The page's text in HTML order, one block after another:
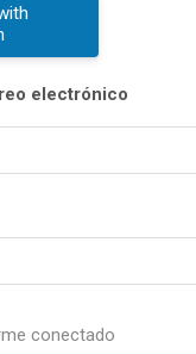
electrónico
conectado